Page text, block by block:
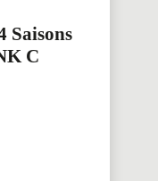
Saisons
C